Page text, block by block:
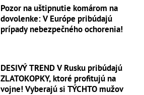
Pozor na uštipnutie komárom na
dovolenke: V Európe pribúdajú
prípady nebezpečného ochorenia!
DESIVÝ TREND V Rusku pribúdajú
ZLATOKOPKY, ktoré profitujú na
vojne! Vyberajú si TÝCHTO mužov